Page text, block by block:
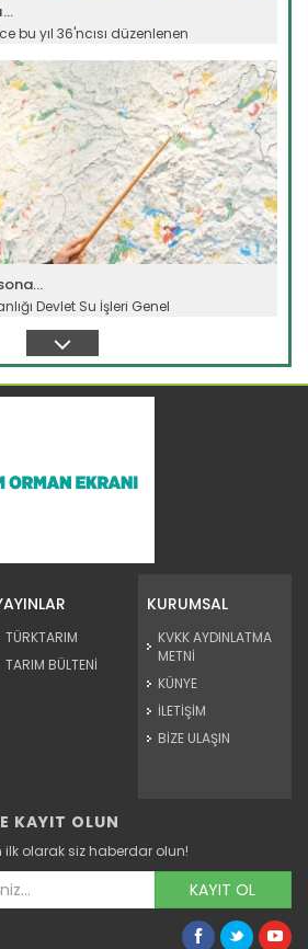
bu yıl 36'ncısı düzenlenen
Devlet Su İşleri Genel
ile...
Bakanlığının destekleriyle ekimi
TÜRKTARIM
TARIM BÜLTENİ
KURUMSAL
KVKK AYDINLATMA
METNİ
KÜNYE
İLETİŞİM
BİZE ULAŞIN
KAYIT OLUN
olarak siz haberdar olun!
KAYIT OL